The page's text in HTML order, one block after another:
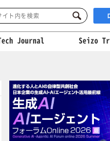
Journal Seizo